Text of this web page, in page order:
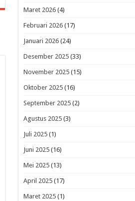
Maret 2026(4)
Februari 2026(17)
Januari 2026(24)
Desember 2025(33)
November 2025(15)
Oktober 2025(16)
September 2025(2)
Agustus 2025(3)
Juli 2025(1)
Juni 2025(16)
Mei 2025(13)
April 2025(17)
Maret 2025(1)